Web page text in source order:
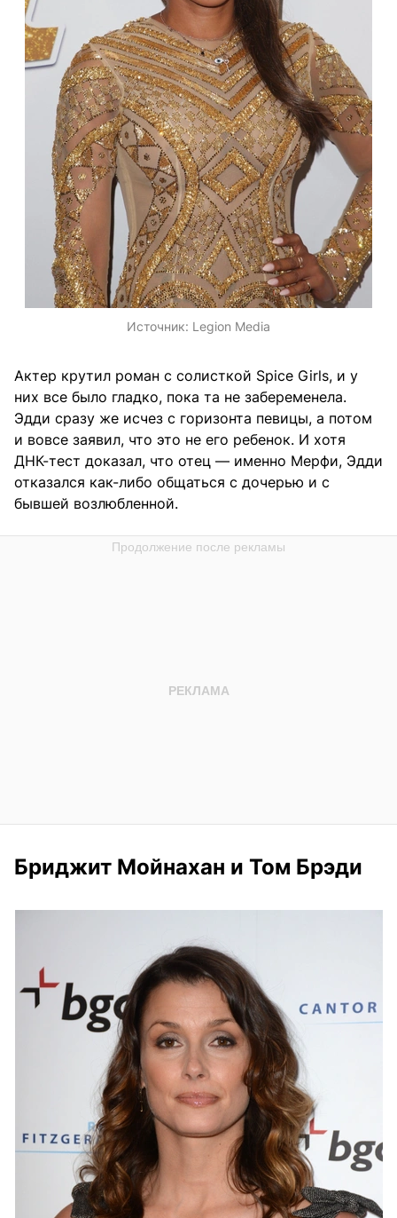
Источник: Legion Media
Актер крутил роман с солисткой Spice Girls, и у
них все было гладко, пока та не забеременела.
Эдди сразу же исчез с горизонта певицы, а потом
и вовсе заявил, что это не его ребенок. И хотя
ДНК-тест доказал, что отец — именно Мерфи, Эдди
отказался как-либо общаться с дочерью и с
бывшей возлюбленной.
Бриджит Мойнахан и Том Брэди